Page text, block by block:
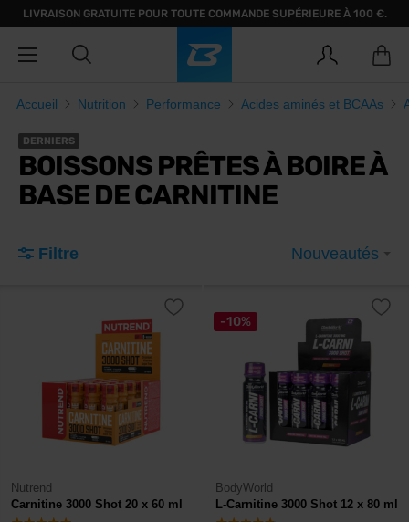
LIVRAISON GRATUITE POUR TOUTE COMMANDE SUPÉRIEURE À 100 €.
Accueil Nutrition Performance Acides aminés et BCAAs
DERNIERS
BOISSONS PRÊTES À BOIRE À
BASE DE CARNITINE
Filtre Nouveautés
Nutrend
Carnitine 3000 Shot 20 x 60 ml
-10%
BodyWorld
L-Carnitine 3000 Shot 12 x 80 ml